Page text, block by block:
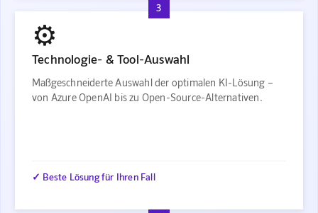
3
⚙️
Technologie- & Tool-Auswahl
Maßgeschneiderte Auswahl der optimalen KI-Lösung –
von Azure OpenAI bis zu Open-Source-Alternativen.
✓ Beste Lösung für Ihren Fall